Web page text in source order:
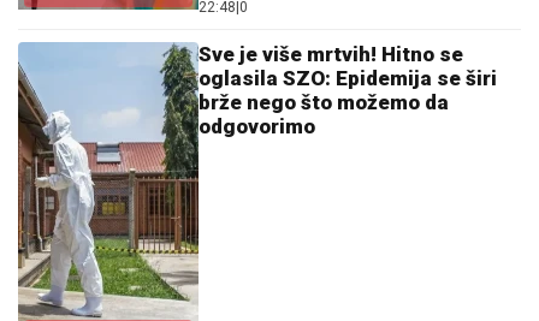
PRETNJA
22:48 0
Sve je više mrtvih! Hitno se
oglasila SZO: Epidemija se širi
brže nego što možemo da
odgovorimo